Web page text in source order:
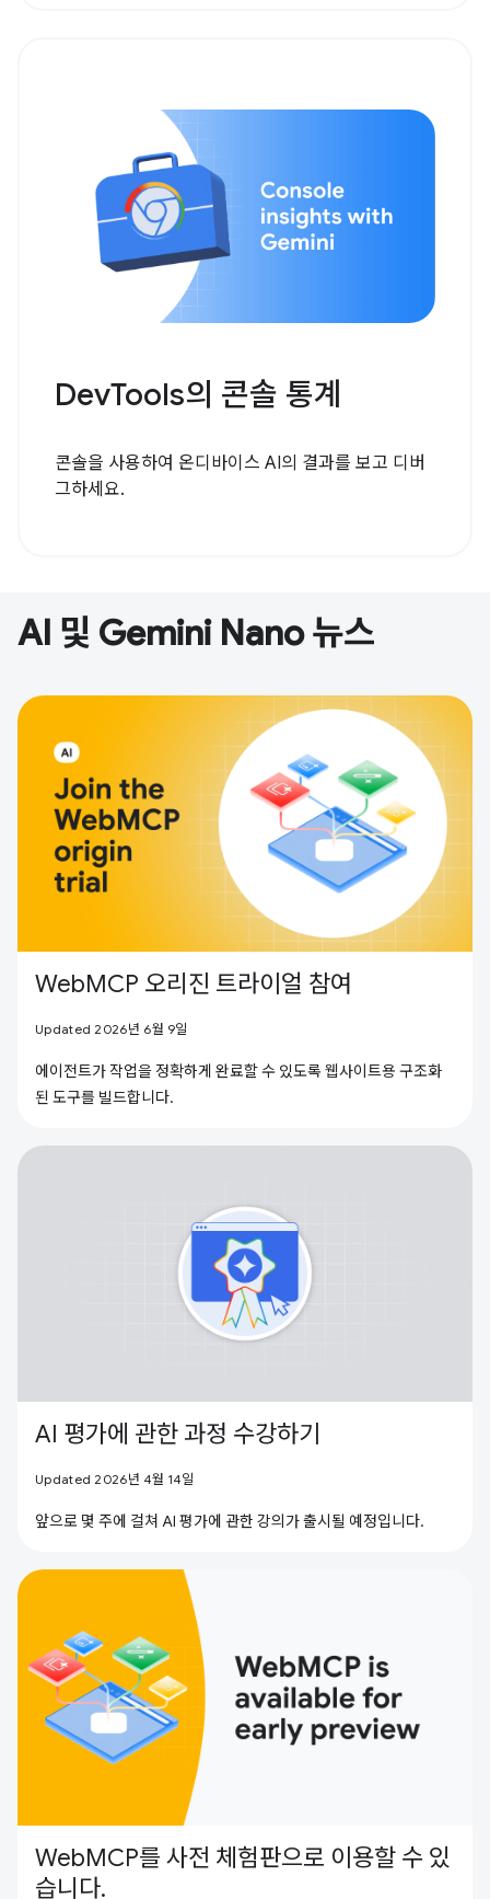
DevTools의 콘솔 통계
콘솔을 사용하여 온디바이스 AI의 결과를 보고 디버
그하세요.
AI 및 Gemini Nano 뉴스
WebMCP 오리진 트라이얼 참여
Updated 2026년 6월 9일
에이전트가 작업을 정확하게 완료할 수 있도록 웹사이트용 구조화
된 도구를 빌드합니다.
AI 평가에 관한 과정 수강하기
Updated 2026년 4월 14일
앞으로 몇 주에 걸쳐 AI 평가에 관한 강의가 출시될 예정입니다.
WebMCP를 사전 체험판으로 이용할 수 있
습니다.